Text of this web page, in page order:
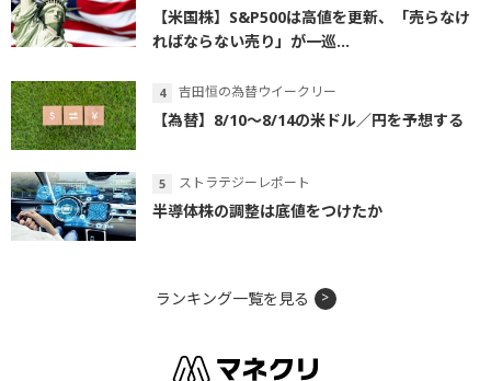
【米国株】S&P500は高値を更新、「売らなけ
ればならない売り」が一巡...
吉田恒の為替ウイークリー
【為替】8/10～8/14の米ドル／円を予想する
ストラテジーレポート
半導体株の調整は底値をつけたか
ランキング一覧を見る